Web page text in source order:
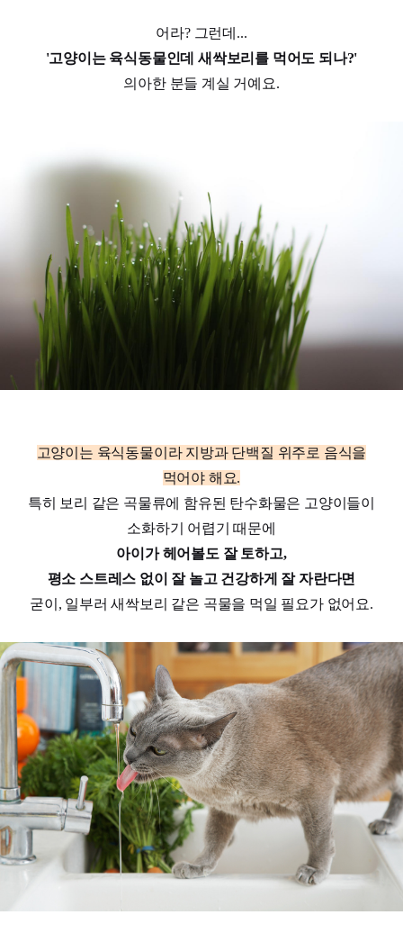
어라? 그런데...
'고양이는 육식동물인데 새싹보리를 먹어도 되나?'
의아한 분들 계실 거예요.
고양이는 육식동물이라 지방과 단백질 위주로 음식을
먹어야 해요.
특히 보리 같은 곡물류에 함유된 탄수화물은 고양이들이
소화하기 어렵기 때문에
아이가 헤어볼도 잘 토하고,
평소 스트레스 없이 잘 놀고 건강하게 잘 자란다면
굳이, 일부러 새싹보리 같은 곡물을 먹일 필요가 없어요.